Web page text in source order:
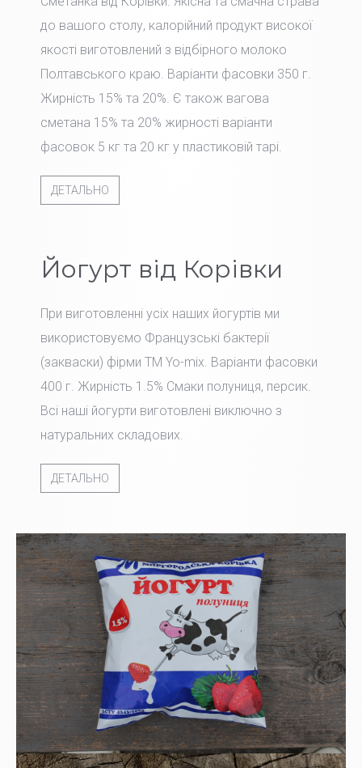
до вашого столу, калорійний продукт високої
якості виготовлений з відбірного молоко
Полтавського краю. Варіанти фасовки 350 г.
Жирність 15% та 20%. Є також вагова
сметана 15% та 20% жирності варіанти
фасовок 5 кг та 20 кг у пластиковій тарі.
ДЕТАЛЬНО
Йогурт від Корівки
При виготовленні усіх наших йогуртів ми
використовуємо Французські бактерії
(закваски) фірми TM Yo-mix. Варіанти фасовки
400 г. Жирність 1.5% Смаки полуниця, персик.
Всі наші йогурти виготовлені виключно з
натуральних складових.
ДЕТАЛЬНО